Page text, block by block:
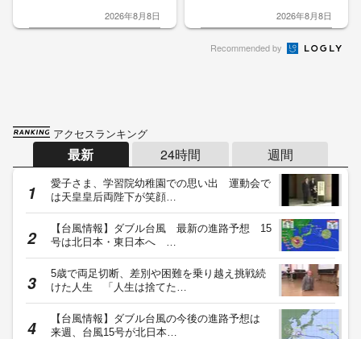
2026年8月8日 2026年8月8日
Recommended by
アクセスランキング
最新 24時間 週間
愛子さま、学習院幼稚園での思い出 運動会で
は天皇皇后両陛下が笑顔…
【台風情報】ダブル台風 最新の進路予想 15
号は北日本・東日本へ …
5歳で両足切断、差別や困難を乗り越え挑戦続
けた人生 「人生は捨てた…
【台風情報】ダブル台風の今後の進路予想は
来週、台風15号が北日本…